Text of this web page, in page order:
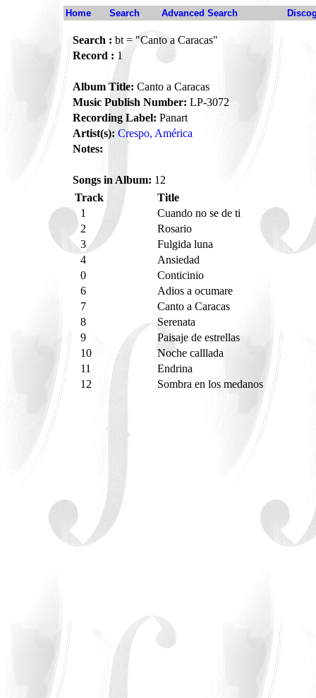
Home Search Advanced Search
Search : bt = "Canto a Caracas"
Record : 1
Album Title: Canto a Caracas
Music Publish Number: LP-3072
Recording Label: Panart
Artist(s): Crespo, América
Notes:
Songs in Album: 12
Track
Title
1
Cuando no se de ti
2
Rosario
3
Fulgida luna
4
Ansiedad
0
Conticinio
6
Adios a ocumare
7
Canto a Caracas
8
Serenata
9
Paisaje de estrellas
10
Noche calllada
11
Endrina
12
Sombra en los medanos